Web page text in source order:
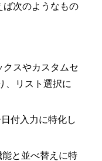
ば次のようなもの
クスやカスタムセ
、リスト選択に
日付入力に特化し
と並べ替えに特